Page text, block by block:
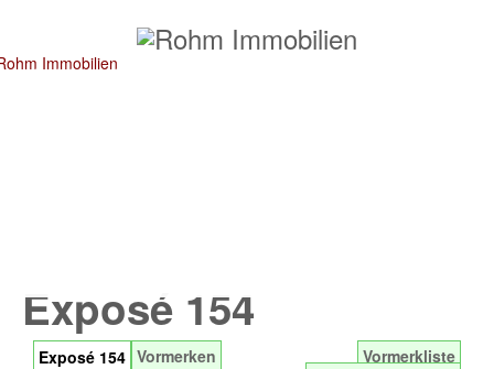
Exposé 154
Exposé 154 Vormerken
Vormerkliste